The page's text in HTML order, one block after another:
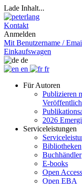
Lade Inhalt...
Kontakt
Anmelden
Mit Benutzername /
Einkaufswagen
de
en
fr
Für Autoren
Publizieren
2026
Serviceleistungen
Bibliotheken
Buchhändler
E-books
Open Access
Open EBA